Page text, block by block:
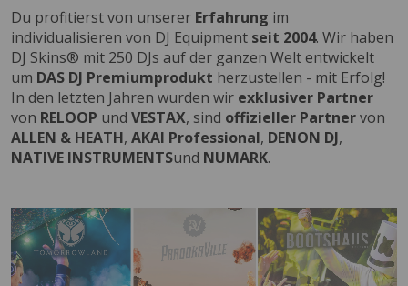
Du profitierst von unserer Erfahrung im
individualisieren von DJ Equipment seit 2004. Wir haben
DJ Skins® mit 250 DJs auf der ganzen Welt entwickelt
um DAS DJ Premiumprodukt herzustellen - mit Erfolg!
In den letzten Jahren wurden wir exklusiver Partner
von RELOOP und VESTAX, sind offizieller Partnervon
ALLEN & HEATH, AKAI Professional, DENON DJ,
NATIVE INSTRUMENTSund NUMARK.